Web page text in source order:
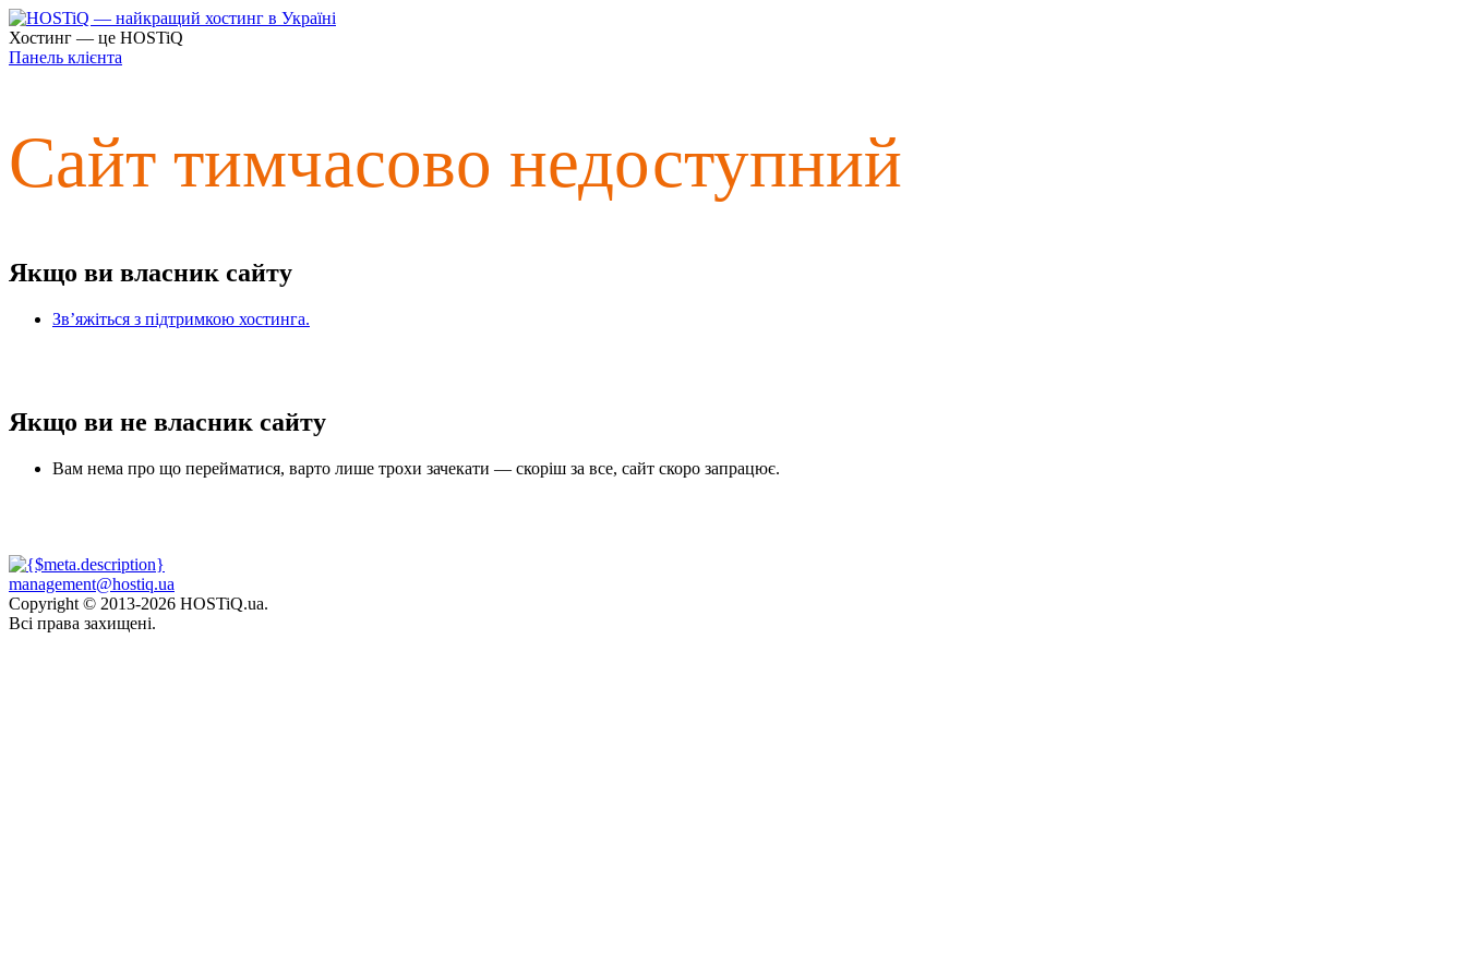
Хостинг — це HOSTiQ
Панель клієнта
Сайт тимчасово недоступний
Якщо ви власник сайту
Зв’яжіться з підтримкою хостинга.
Якщо ви не власник сайту
Вам нема про що перейматися, варто лише трохи зачекати — скоріш за все, сайт скоро запрацює.
management@hostiq.ua
Copyright © 2013-2026 HOSTiQ.ua.
Всі права захищені.